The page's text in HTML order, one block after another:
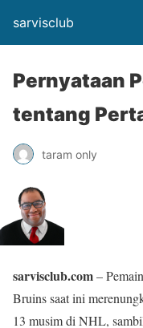
sarvisclub
Pernyataan
tentang
taram only
sarvisclub.com–
Bruins saat ini
13 musim di NHL,